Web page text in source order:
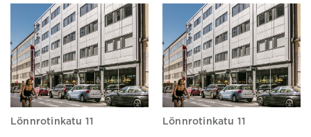
Lönnrotinkatu 11 Lönnrotinkatu 11